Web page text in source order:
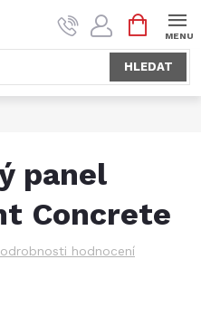
HLEDAT
NÁKUPNÍ
KOŠÍK
panel
Concrete
hodnocení